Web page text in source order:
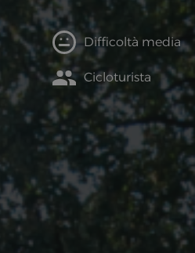
Difficoltà media
Cicloturista